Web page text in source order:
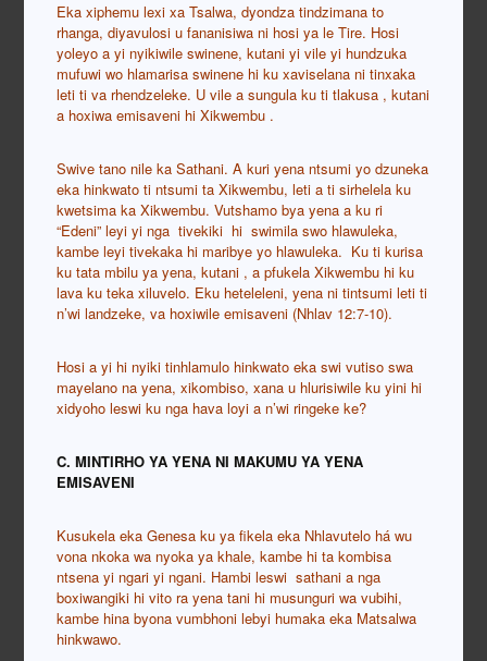
Eka xiphemu lexi xa Tsalwa, dyondza tindzimana to
rhanga, diyavulosi u fananisiwa ni hosi ya le Tire. Hosi
yoleyo a yi nyikiwile swinene, kutani yi vile yi hundzuka
mufuwi wo hlamarisa swinene hi ku xaviselana ni tinxaka
leti ti va rhendzeleke. U vile a sungula ku ti tlakusa , kutani
a hoxiwa emisaveni hi Xikwembu .
Swive tano nile ka Sathani. A kuri yena ntsumi yo dzuneka
eka hinkwato ti ntsumi ta Xikwembu, leti a ti sirhelela ku
kwetsima ka Xikwembu. Vutshamo bya yena a ku ri
“Edeni” leyi yi nga tivekiki hi swimila swo hlawuleka,
kambe leyi tivekaka hi maribye yo hlawuleka. Ku ti kurisa
ku tata mbilu ya yena, kutani , a pfukela Xikwembu hi ku
lava ku teka xiluvelo. Eku heteleleni, yena ni tintsumi leti ti
n’wi landzeke, va hoxiwile emisaveni (Nhlav 12:7-10).
Hosi a yi hi nyiki tinhlamulo hinkwato eka swi vutiso swa
mayelano na yena, xikombiso, xana u hlurisiwile ku yini hi
xidyoho leswi ku nga hava loyi a n’wi ringeke ke?
C. MINTIRHO YA YENA NI MAKUMU YA YENA
EMISAVENI
Kusukela eka Genesa ku ya fikela eka Nhlavutelo há wu
vona nkoka wa nyoka ya khale, kambe hi ta kombisa
ntsena yi ngari yi ngani. Hambi leswi sathani a nga
boxiwangiki hi vito ra yena tani hi musunguri wa vubihi,
kambe hina byona vumbhoni lebyi humaka eka Matsalwa
hinkwawo.